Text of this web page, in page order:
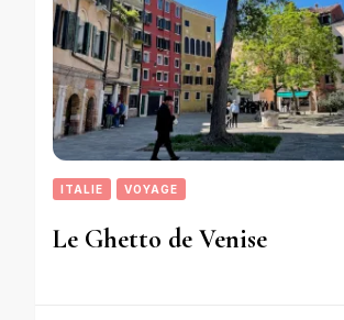
ITALIE VOYAGE
Le Ghetto de Venise